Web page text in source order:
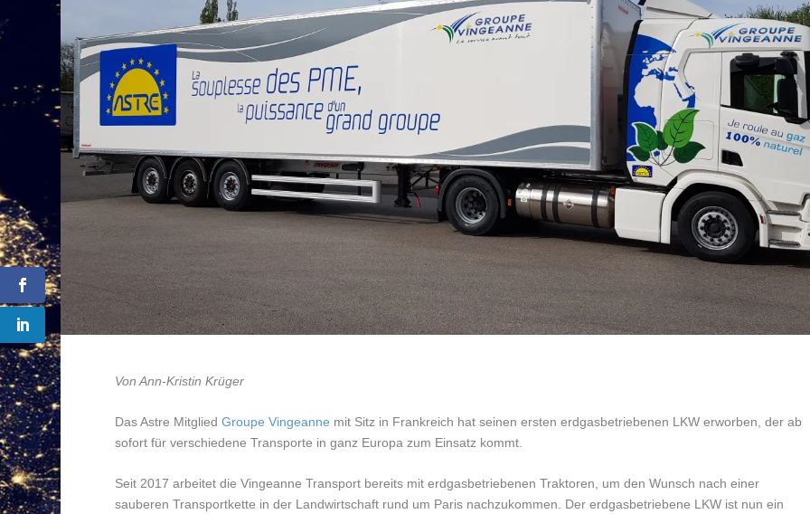
Von Ann-Kristin Krüger
Das Astre MitgliedGroupe Vingeanne mit Sitz in Frankreich hat seinen ersten erdgasbetriebenen LKW erworben, der ab
sofort für verschiedene Transporte in ganz Europa zum Einsatz kommt.
Seit 2017 arbeitet die Vingeanne Transport bereits mit erdgasbetriebenen Traktoren, um den Wunsch nach einer
sauberen Transportkette in der Landwirtschaft rund um Paris nachzukommen. Der erdgasbetriebene LKW ist nun ein